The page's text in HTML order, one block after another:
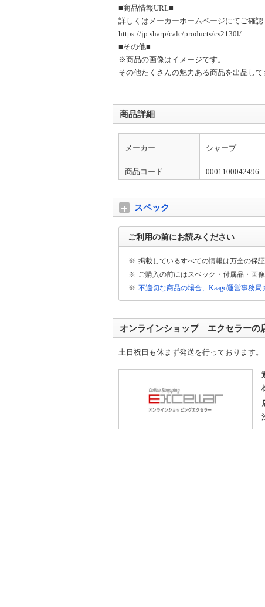
■商品情報URL■
詳しくはメーカーホームページにてご確認
https://jp.sharp/calc/products/cs2130l/
■その他■
※商品の画像はイメージです。
その他たくさんの魅力ある商品を出品し
商品詳細
メーカー シャープ
商品コード
0001100042496
スペック
ご利用の前にお読みください
※ 掲載しているすべての情報は万全の保証
※ ご購入の前にはスペック・付属品・画
※ 不適切な商品の場合、Kaago運営事務局
オンラインショップ エクセラーの
土日祝日も休まず発送を行っております。